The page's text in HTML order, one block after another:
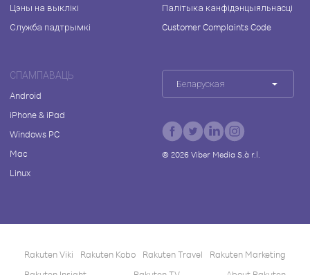
Цэны на выклікі
Служба падтрымкі
Палітыка канфідэнцыяльнасці
Customer Complaints Code
СПАМПАВАЦЬ
Android
iPhone & iPad
Windows PC
Mac
Linux
Беларуская
© 2026Viber Media S.à r.l.
Rakuten Viki Rakuten Kobo Rakuten Travel
Rakuten Marketing